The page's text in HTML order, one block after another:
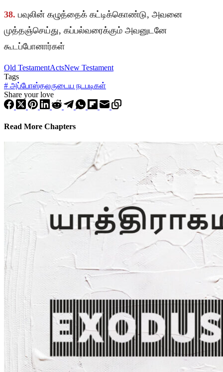
38. பவுலின் கழுத்தைக் கட்டிக்கொண்டு, அவனை
முத்தஞ்செய்து, கப்பல்வரைக்கும் அவனுடனே
கூடப்போனார்கள்
Old TestamentActsNew Testament
Tags
# அப்போஸ்தலருடைய நடபடிகள்
Share your love
Read More Chapters